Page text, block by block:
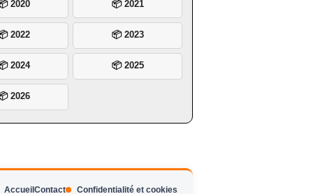
2020 📦 2021
2022 📦 2023
2024 📦 2025
2026
Accueil Contact Confidentialité et cookies